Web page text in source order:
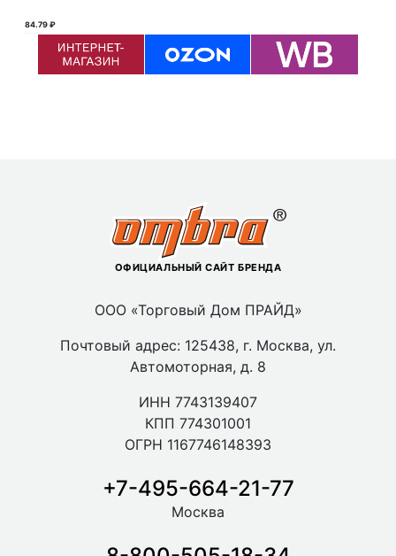
84.79 ₽
ОФИЦИАЛЬНЫЙ САЙТ БРЕНДА
ООО «Торговый Дом ПРАЙД»
Почтовый адрес: 125438, г. Москва, ул.
Автомоторная, д. 8
ИНН 7743139407
КПП 774301001
ОГРН 1167746148393
+7-495-664-21-77
Москва